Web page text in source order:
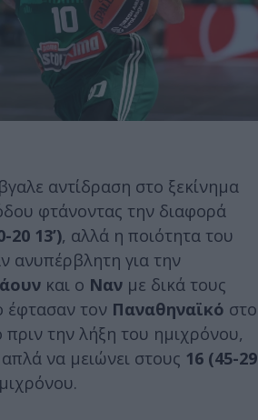
αντίδραση στο ξεκίνημα
φτάνοντας την διαφορά
20 13’), αλλά η ποιότητα του
ανυπέρβλητη για την
και ο Ναν με δικά τους
έφτασαν τον Παναθηναϊκό στο
πριν την λήξη του ημιχρόνου,
απλά να μειώνει στους 16 (45-29